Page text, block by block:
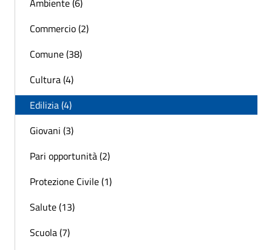
Ambiente (6)
Commercio (2)
Comune (38)
Cultura (4)
Edilizia (4)
Giovani (3)
Pari opportunità (2)
Protezione Civile (1)
Salute (13)
Scuola (7)